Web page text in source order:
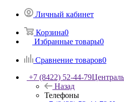
Личный кабинет
Корзина0
Избранные товары0
Сравнение товаров0
+7 (8422) 52-44-79
Назад
Телефоны